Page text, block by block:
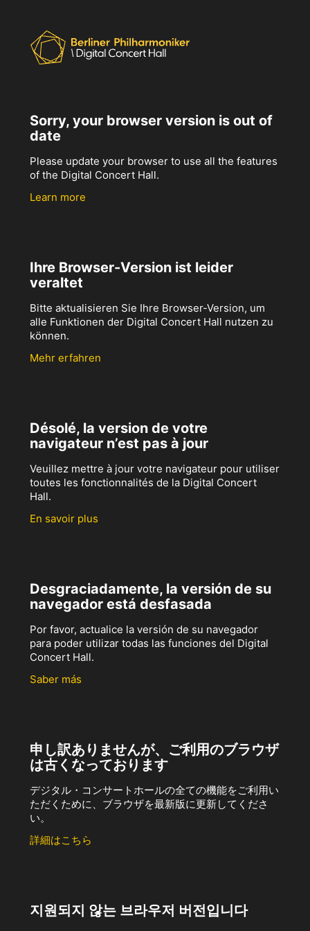
Sorry, your browser version is out of
date
Please update your browser to use all the features
of the Digital Concert Hall.
Learn more
Ihre Browser-Version ist leider
veraltet
Bitte aktualisieren Sie Ihre Browser-Version, um
alle Funktionen der Digital Concert Hall nutzen zu
können.
Mehr erfahren
Désolé, la version de votre
navigateur n’est pas à jour
Veuillez mettre à jour votre navigateur pour utiliser
toutes les fonctionnalités de la Digital Concert
Hall.
En savoir plus
Desgraciadamente, la versión de su
navegador está desfasada
Por favor, actualice la versión de su navegador
para poder utilizar todas las funciones del Digital
Concert Hall.
Saber más
申し訳ありませんが、ご利用のブラウザ
は古くなっております
デジタル・コンサートホールの全ての機能をご利用い
ただくために、ブラウザを最新版に更新してくださ
い。
詳細はこちら
지원되지 않는 브라우저 버전입니다